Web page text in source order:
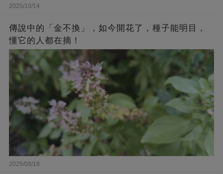
2025/10/14
傳說中的「金不換」，如今開花了，種子能明目，
懂它的人都在摘！
2025/09/18